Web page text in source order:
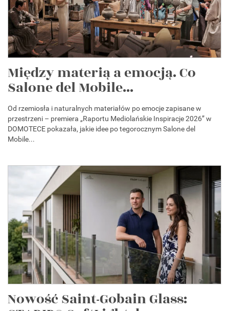
Między materią a emocją. Co
Salone del Mobile...
Od rzemiosła i naturalnych materiałów po emocje zapisane w
przestrzeni – premiera „Raportu Mediolańskie Inspiracje 2026” w
DOMOTECE pokazała, jakie idee po tegorocznym Salone del
Mobile...
Nowość Saint-Gobain Glass: